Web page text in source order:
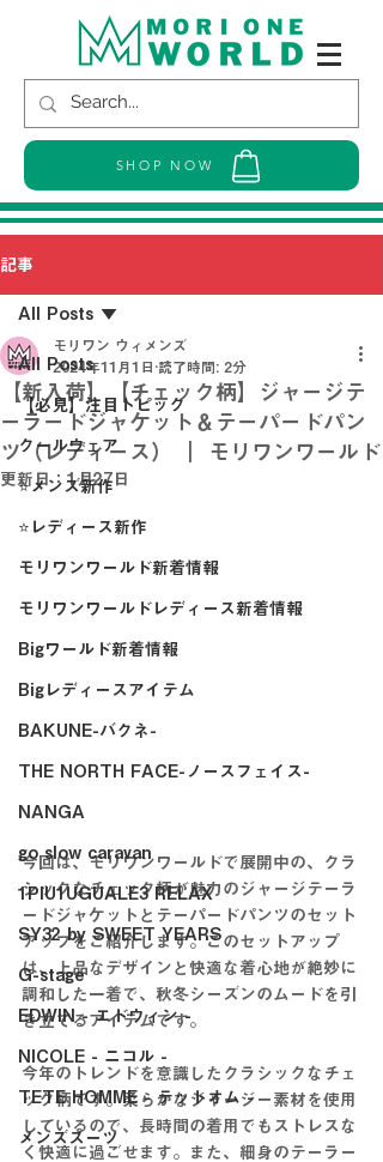
SHOP NOW
記事
All Posts
【必見】注目トピック
クールウェア
⭐メンズ新作
⭐レディース新作
モリワンワールド新着情報
モリワンワールドレディース新着情報
Bigワールド新着情報
Bigレディースアイテム
BAKUNE-バクネ-
THE NORTH FACE-ノースフェイス-
NANGA
go slow caravan
1PIU1UGUALE3 RELAX
SY32 by SWEET YEARS
G-stage
EDWIN - エドウィン -
NICOLE - ニコル -
TETE HOMME - テットオム -
メンズスーツ
All Posts
【新入荷】【チェック柄】ジャージテ
ーラードジャケット＆テーパードパン
ツ（レディース） ｜ モリワンワールド
モリワン ウィメンズ
2024年11月1日 読了時間: 2分
更新日： 1月27日
今回は、モリワンワールドで展開中の、クラ
シックなチェック柄が魅力のジャージテーラ
ードジャケットとテーパードパンツのセット
アップをご紹介します。このセットアップ
は、上品なデザインと快適な着心地が絶妙に
調和した一着で、秋冬シーズンのムードを引
き立てるアイテムです。
今年のトレンドを意識したクラシックなチェ
ック柄です。柔らかなジャージー素材を使用
しているので、長時間の着用でもストレスな
く快適に過ごせます。また、細身のテーラー